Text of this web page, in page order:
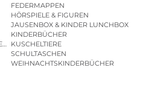
FEDERMAPPEN
HÖRSPIELE & FIGUREN
JAUSENBOX & KINDER LUNCHBOX
KINDERBÜCHER
| KINDERGARTENBEUTEL
KUSCHELTIERE
SCHULTASCHEN
WEIHNACHTSKINDERBÜCHER